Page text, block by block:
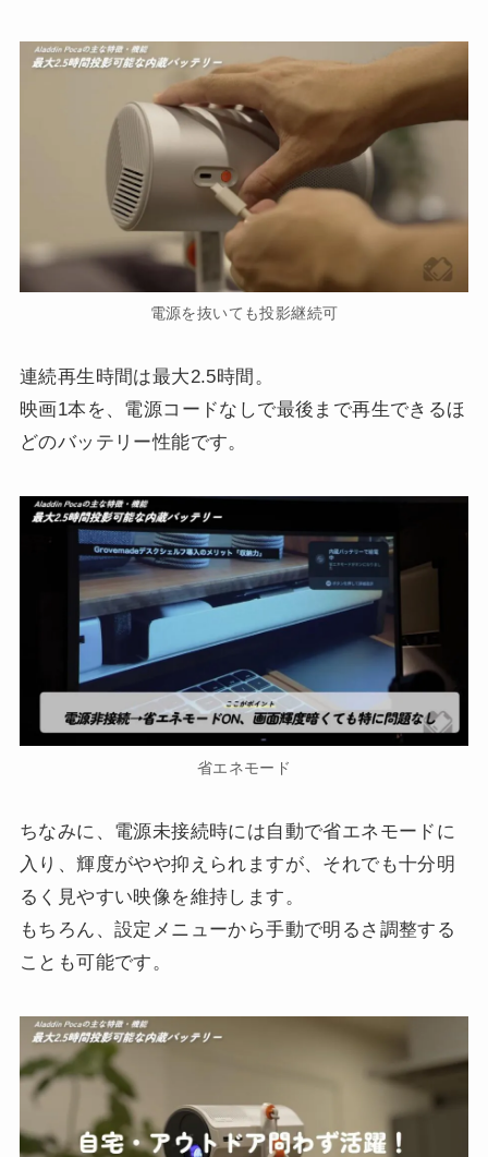
電源を抜いても投影継続可
連続再生時間は最大2.5時間。
映画1本を、電源コードなしで最後まで再生できるほ
どのバッテリー性能です。
省エネモード
ちなみに、電源未接続時には自動で省エネモードに
入り、輝度がやや抑えられますが、それでも十分明
るく見やすい映像を維持します。
もちろん、設定メニューから手動で明るさ調整する
ことも可能です。